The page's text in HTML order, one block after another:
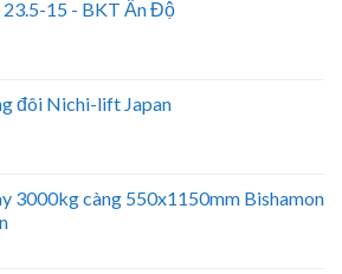
15 - BKT Ấn Độ
đôi Nichi-lift Japan
3000kg càng 550x1150mm Bishamon